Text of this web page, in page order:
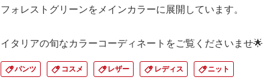
フォレストグリーンをメインカラーに展開しています。
イタリアの旬なカラーコーディネートをご覧くださいませ🌟
パンツ コスメ レザー レディス ニット